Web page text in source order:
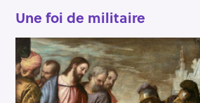
Une foi de militaire